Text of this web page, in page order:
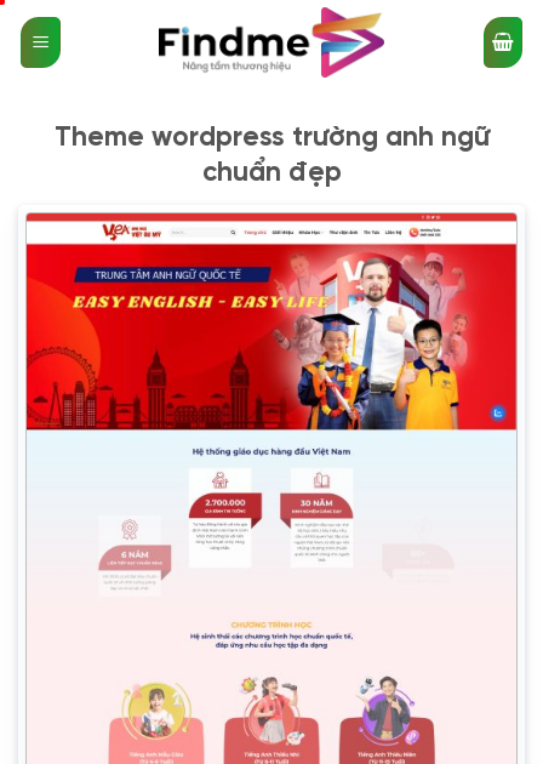
qua
nội
Theme wordpress trường anh ngữ
chuẩn đẹp